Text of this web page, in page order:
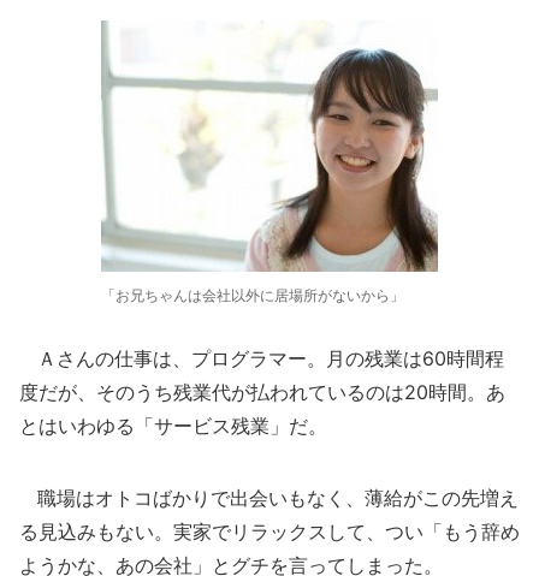
「お兄ちゃんは会社以外に居場所がないから」
Ａさんの仕事は、プログラマー。月の残業は60時間程
度だが、そのうち残業代が払われているのは20時間。あ
とはいわゆる「サービス残業」だ。
職場はオトコばかりで出会いもなく、薄給がこの先増え
る見込みもない。実家でリラックスして、つい「もう辞め
ようかな、あの会社」とグチを言ってしまった。